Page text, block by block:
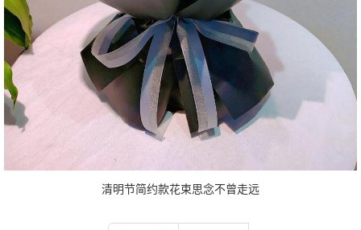
清明节简约款花束思念不曾走远